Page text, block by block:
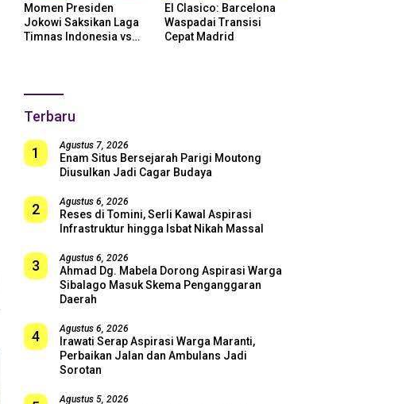
Momen Presiden
Jokowi Saksikan Laga
Timnas Indonesia vs
El Clasico: Barcelona
Waspadai Transisi
Cepat Madrid
Terbaru
1 Agustus 7, 2026
Enam Situs Bersejarah Parigi Moutong
Diusulkan Jadi Cagar Budaya
2 Agustus 6, 2026
Reses di Tomini, Serli Kawal Aspirasi
Infrastruktur hingga Isbat Nikah Massal
3 Agustus 6, 2026
Ahmad Dg. Mabela Dorong Aspirasi Warga
Sibalago Masuk Skema Penganggaran
Daerah
4 Agustus 6, 2026
Irawati Serap Aspirasi Warga Maranti,
Perbaikan Jalan dan Ambulans Jadi
Sorotan
Agustus 5, 2026